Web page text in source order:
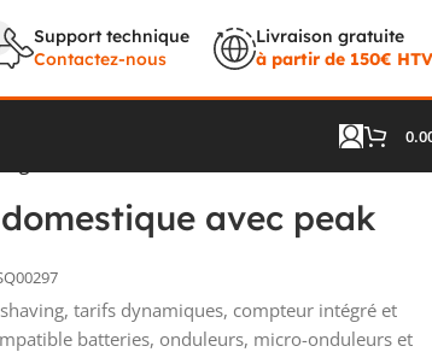
Support technique
Contactez-nous
Livraison gratuite
à partir de 150€
avec peak
tarifs dynamiques, compteur intégré et
batteries, onduleurs, micro-onduleurs et